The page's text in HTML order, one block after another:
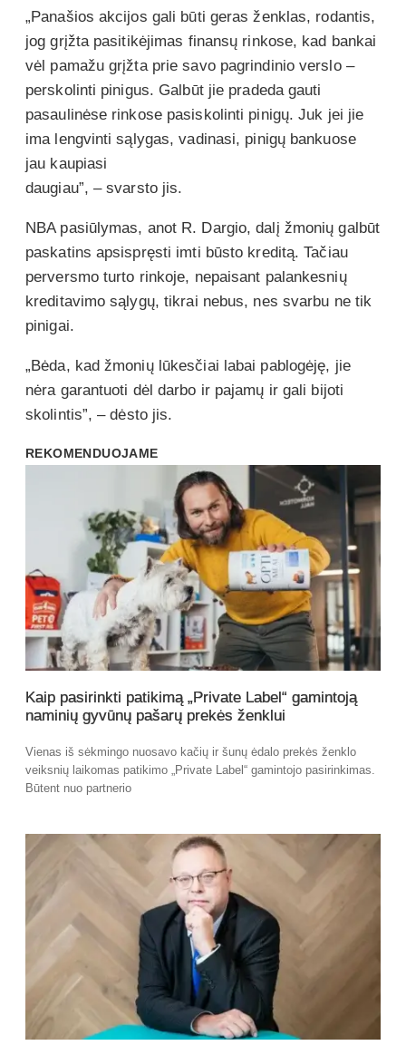
„Panašios akcijos gali būti geras ženklas, rodantis,
jog grįžta pasitikėjimas finansų rinkose, kad bankai
vėl pamažu grįžta prie savo pagrindinio verslo –
perskolinti pinigus. Galbūt jie pradeda gauti
pasaulinėse rinkose pasiskolinti pinigų. Juk jei jie
ima lengvinti sąlygas, vadinasi, pinigų bankuose
jau kaupiasi
daugiau”, – svarsto jis.
NBA pasiūlymas, anot R. Dargio, dalį žmonių galbūt
paskatins apsispręsti imti būsto kreditą. Tačiau
perversmo turto rinkoje, nepaisant palankesnių
kreditavimo sąlygų, tikrai nebus, nes svarbu ne tik
pinigai.
„Bėda, kad žmonių lūkesčiai labai pablogėję, jie
nėra garantuoti dėl darbo ir pajamų ir gali bijoti
skolintis”, – dėsto jis.
REKOMENDUOJAME
Kaip pasirinkti patikimą „Private Label“ gamintoją
naminių gyvūnų pašarų prekės ženklui
Vienas iš sėkmingo nuosavo kačių ir šunų ėdalo prekės ženklo
veiksnių laikomas patikimo „Private Label“ gamintojo pasirinkimas.
Būtent nuo partnerio